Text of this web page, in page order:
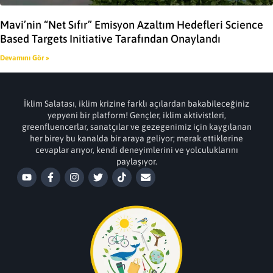
Mavi’nin “Net Sıfır” Emisyon Azaltım Hedefleri Science
Based Targets Initiative Tarafından Onaylandı
Devamını Gör »
İklim Salatası, iklim krizine farklı açılardan bakabileceğiniz
yepyeni bir platform! Gençler, iklim aktivistleri,
greenfluencerlar, sanatçılar ve gezegenimiz için kaygılanan
her birey bu kanalda bir araya geliyor; merak ettiklerine
cevaplar arıyor, kendi deneyimlerini ve yolculuklarını
paylaşıyor.